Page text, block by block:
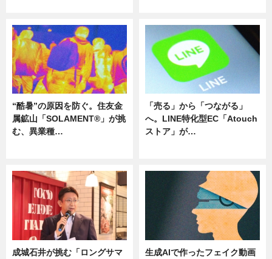
“酷暑”の原因を防ぐ。住友金
属鉱山「SOLAMENT®」が挑
む、異業種…
「売る」から「つながる」
へ。LINE特化型EC「Atouch
ストア」が…
成城石井が挑む「ロングサマ
生成AIで作ったフェイク動画